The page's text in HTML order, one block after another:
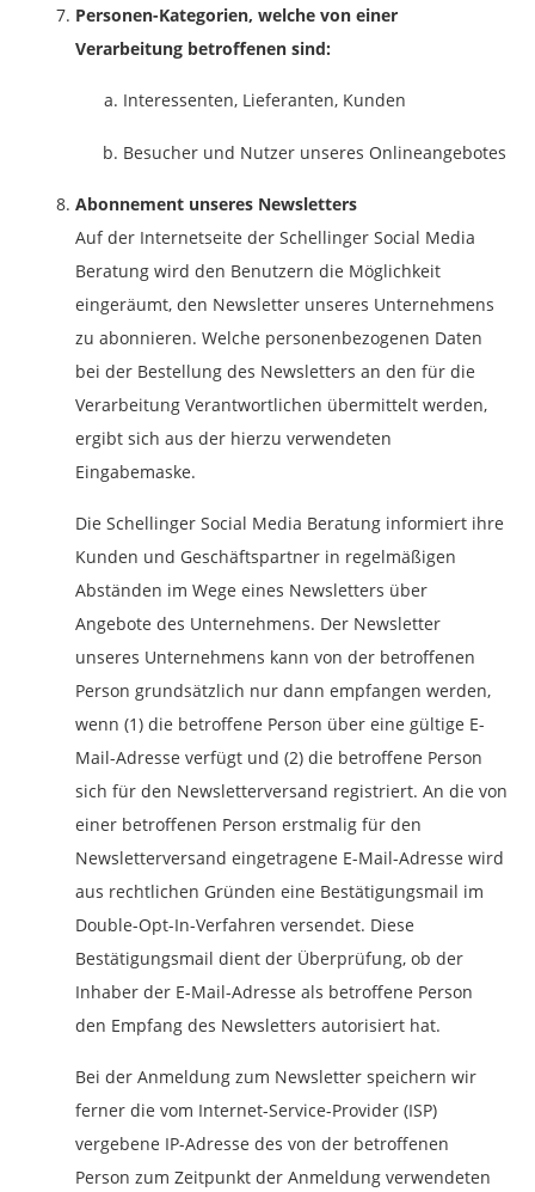
Personen-Kategorien, welche von einer
Verarbeitung betroffenen sind:
Interessenten, Lieferanten, Kunden
Besucher und Nutzer unseres Onlineangebotes
Abonnement unseres Newsletters
Auf der Internetseite der Schellinger Social Media
Beratung wird den Benutzern die Möglichkeit
eingeräumt, den Newsletter unseres Unternehmens
zu abonnieren. Welche personenbezogenen Daten
bei der Bestellung des Newsletters an den für die
Verarbeitung Verantwortlichen übermittelt werden,
ergibt sich aus der hierzu verwendeten
Eingabemaske.
Die Schellinger Social Media Beratung informiert ihre
Kunden und Geschäftspartner in regelmäßigen
Abständen im Wege eines Newsletters über
Angebote des Unternehmens. Der Newsletter
unseres Unternehmens kann von der betroffenen
Person grundsätzlich nur dann empfangen werden,
wenn (1) die betroffene Person über eine gültige E-
Mail-Adresse verfügt und (2) die betroffene Person
sich für den Newsletterversand registriert. An die von
einer betroffenen Person erstmalig für den
Newsletterversand eingetragene E-Mail-Adresse wird
aus rechtlichen Gründen eine Bestätigungsmail im
Double-Opt-In-Verfahren versendet. Diese
Bestätigungsmail dient der Überprüfung, ob der
Inhaber der E-Mail-Adresse als betroffene Person
den Empfang des Newsletters autorisiert hat.
Bei der Anmeldung zum Newsletter speichern wir
ferner die vom Internet-Service-Provider (ISP)
vergebene IP-Adresse des von der betroffenen
Person zum Zeitpunkt der Anmeldung verwendeten